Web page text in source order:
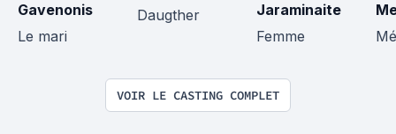
Gavenonis
Le mari
Daugther
Jaraminaite
Femme
VOIR LE CASTING COMPLET